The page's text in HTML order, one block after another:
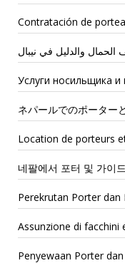
Contratación de
الحمال والدليل في نيبال
Услуги носильщика и
ネパールでのポーター
Location de porteurs
네팔에서 포터 및 가이
Perekrutan Porter dan
Assunzione di facchini
Penyewaan Porter